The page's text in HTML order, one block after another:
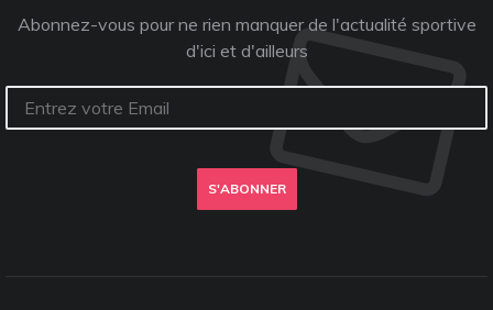
Abonnez-vous pour ne rien manquer de l'actualité sportive
d'ici et d'ailleurs
S'ABONNER